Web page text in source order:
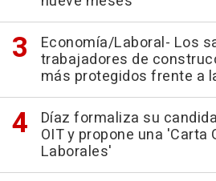
Economía/Laboral- Los
trabajadores de
más protegidos frente a
Díaz formaliza su
OIT y propone una 'Carta
Laborales'